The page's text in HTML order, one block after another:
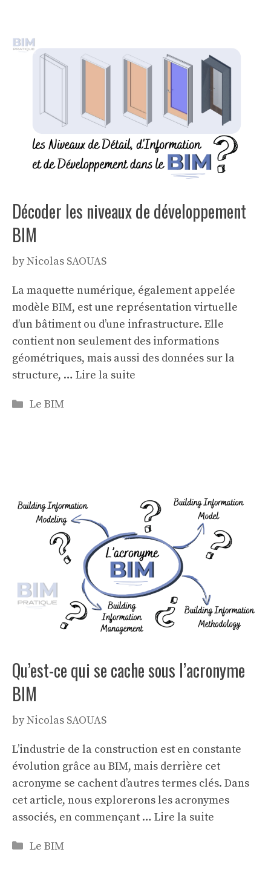
Décoder les niveaux de développement
BIM
byNicolas SAOUAS
La maquette numérique, également appelée
modèle BIM, est une représentation virtuelle
d’un bâtiment ou d’une infrastructure. Elle
contient non seulement des informations
géométriques, mais aussi des données sur la
structure, … Lire la suite
Categories
Le BIM
Qu’est-ce qui se cache sous l’acronyme
BIM
byNicolas SAOUAS
L’industrie de la construction est en constante
évolution grâce au BIM, mais derrière cet
acronyme se cachent d’autres termes clés. Dans
cet article, nous explorerons les acronymes
associés, en commençant … Lire la suite
Categories
Le BIM